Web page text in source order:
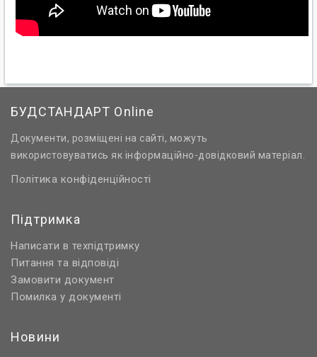
БУДСТАНДАРТ Online
Документи, розміщені на сайті, можуть
використовуватись як інформаційно-довідковий матеріал.
Політика конфіденційності
Підтримка
Написати в техпідтримку
Питання та відповіді
Замовити документ
Помилка у документі
Новини